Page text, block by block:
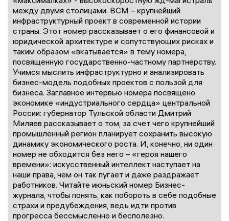
между двумя столицами. ВСМ – крупнейший
инфраструктурный проект в современной истории
страны. Этот номер рассказывает о его финансовой и
юридической архитектуре и сопутствующих рисках и
таким образом «вкатывается» в тему номера,
посвященную государственно-частному партнерству.
Учимся мыслить инфраструктурно и анализировать
бизнес-модель подобных проектов с пользой для
бизнеса. Заглавное интервью номера посвящено
экономике «индустриального сердца» центральной
России: губернатор Тульской области Дмитрий
Миляев рассказывает о том, за счет чего крупнейший
промышленный регион планирует сохранить высокую
динамику экономического роста. И, конечно, ни один
номер не обходится без него – «героя нашего
времени»: искусственный интеллект наступает на
наши права, чем он так пугает и даже раздражает
работников. Читайте июньский номер Бизнес-
журнала, чтобы понять, как побороть в себе подобные
страхи и предубеждения, ведь идти против
прогресса бессмысленно и бесполезно.